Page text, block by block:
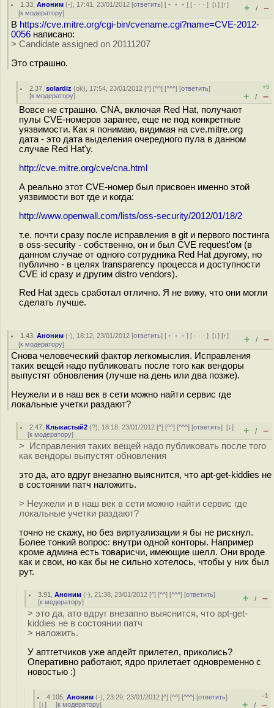
1.33 ,Аноним (-), 17:41, 23/01/2012 [ответить] [ ﹢﹢﹢] [ · · ·][↓] [↑]
[к модератору] + / –
В https://cve.mitre.org/cgi-bin/cvename.cgi?name=CVE-2012-
0056 написано:
> Candidate assigned on 20111207
Это страшно.
2.37 ,solardiz (ok), 17:54, 23/01/2012 [^] [^^] [^^^] [ответить]
[к модератору]
+5
+ / –
Вовсе не страшно. CNA, включая Red Hat, получают
пулы CVE-номеров заранее, еще не под конкретные
уязвимости. Как я понимаю, видимая на cve.mitre.org
дата - это дата выделения очередного пула в данном
случае Red Hat'у.
http://cve.mitre.org/cve/cna.html
А реально этот CVE-номер был присвоен именно этой
уязвимости вот где и когда:
http://www.openwall.com/lists/oss-security/2012/01/18/2
т.е. почти сразу после исправления в git и первого постинга
в oss-security - собственно, он и был CVE request'ом (в
данном случае от одного сотрудника Red Hat другому, но
публично - в целях transparency процесса и доступности
CVE id сразу и другим distro vendors).
Red Hat здесь сработал отлично. Я не вижу, что они могли
сделать лучше.
1.43 ,Аноним (-), 18:12, 23/01/2012 [ответить] [ ﹢﹢﹢] [ · · ·][↓] [↑]
[к модератору] + / –
Снова человеческий фактор легкомыслия. Исправления
таких вещей надо публиковать после того как вендоры
выпустят обновления (лучше на день или два позже).
Неужели и в наш век в сети можно найти сервис где
локальные учетки раздают?
2.47 ,Клыкастый2 (?), 18:18, 23/01/2012 [^] [^^] [^^^] [ответить][↓]
[к модератору] + / –
> Исправления таких вещей надо публиковать после того
как вендоры выпустят обновления
это да, ато вдруг внезапно выяснится, что apt-get-kiddies не
в состоянии патч наложить.
> Неужели и в наш век в сети можно найти сервис где
локальные учетки раздают?
точно не скажу, но без виртуализации я бы не рискнул.
Более тонкий вопрос: внутри одной конторы. Например
кроме админа есть товарисчи, имеющие шелл. Они вроде
как и свои, но как бы не сильно хотелось, чтобы у них был
рут.
3.91 ,Аноним (-), 21:38, 23/01/2012 [^] [^^] [^^^] [ответить]
[к модератору] + / –
> это да, ато вдруг внезапно выяснится, что apt-get-
kiddies не в состоянии патч
> наложить.
У аптгетчиков уже апдейт прилетел, приколись?
Оперативно работают, ядро прилетает одновременно с
новостью :)
4.105 ,Аноним (-), 23:29, 23/01/2012 [^] [^^] [^^^] [ответить]
[↓] [к модератору]
–1
+ / –